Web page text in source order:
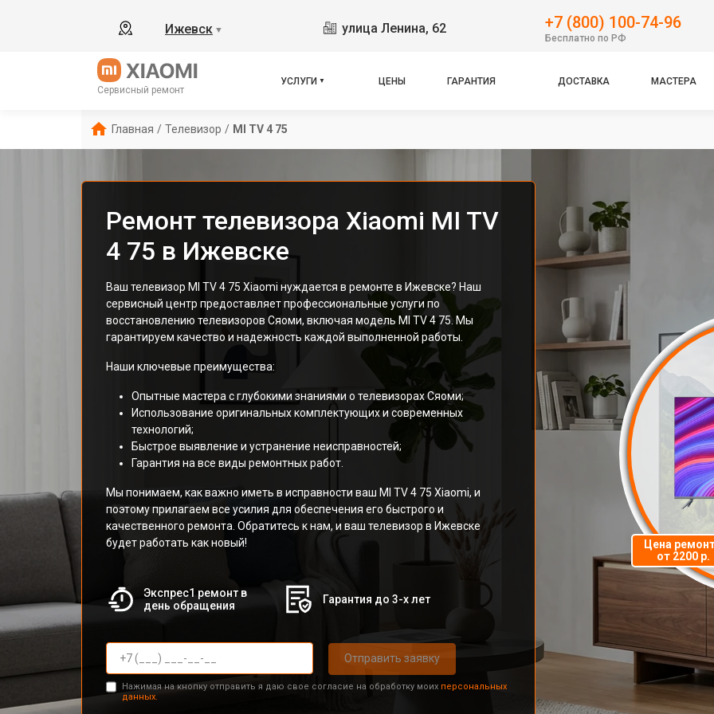
Ижевск ▼ улица Ленина, 62 +7 (800) 100-74-96
Бесплатно по РФ
Сервисный ремонт
УСЛУГИ ЦЕНЫ ГАРАНТИЯ ДОСТАВКА МАСТЕРА
Главная / Телевизор / MI TV 4 75
Ремонт телевизора Xiaomi MI TV
4 75 в Ижевске
Ваш телевизор MI TV 4 75 Xiaomi нуждается в ремонте в Ижевске? Наш
сервисный центр предоставляет профессиональные услуги по
восстановлению телевизоров Сяоми, включая модель MI TV 4 75. Мы
гарантируем качество и надежность каждой выполненной работы.
Наши ключевые преимущества:
Опытные мастера с глубокими знаниями о телевизорах Сяоми;
Использование оригинальных комплектующих и современных
технологий;
Быстрое выявление и устранение неисправностей;
Гарантия на все виды ремонтных работ.
Мы понимаем, как важно иметь в исправности ваш MI TV 4 75 Xiaomi, и
поэтому прилагаем все усилия для обеспечения его быстрого и
качественного ремонта. Обратитесь к нам, и ваш телевизор в Ижевске
будет работать как новый!
Экспрес1 ремонт в
день обращения
Гарантия до 3-х лет
Отправить заявку
Нажимая на кнопку отправить я даю свое согласие на обработку моих персональных
данных.
Цена
от 2200 р.